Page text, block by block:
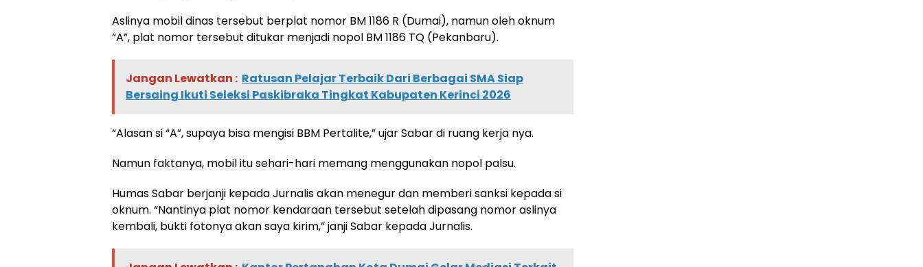
Aslinya mobil dinas tersebut berplat nomor BM 1186 R (Dumai), namun oleh oknum
“A”, plat nomor tersebut ditukar menjadi nopol BM 1186 TQ (Pekanbaru).
Jangan Lewatkan : Ratusan Pelajar Terbaik Dari Berbagai SMA Siap
Bersaing Ikuti Seleksi Paskibraka Tingkat Kabupaten Kerinci 2026
“Alasan si “A”, supaya bisa mengisi BBM Pertalite,” ujar Sabar di ruang kerja nya.
Namun faktanya, mobil itu sehari-hari memang menggunakan nopol palsu.
Humas Sabar berjanji kepada Jurnalis akan menegur dan memberi sanksi kepada si
oknum. “Nantinya plat nomor kendaraan tersebut setelah dipasang nomor aslinya
kembali, bukti fotonya akan saya kirim,” janji Sabar kepada Jurnalis.